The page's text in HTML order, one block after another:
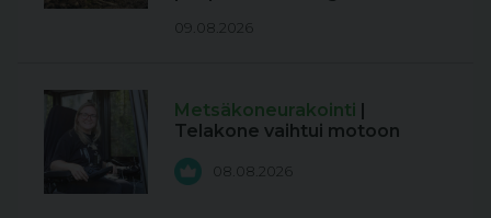
09.08.2026
Metsäkoneurakointi |
Telakone vaihtui motoon
08.08.2026